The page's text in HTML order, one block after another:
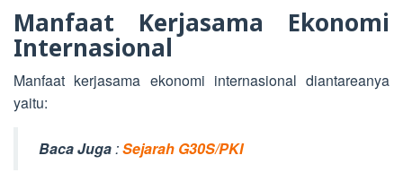
Manfaat Kerjasama Ekonomi
Internasional
Manfaat kerjasama ekonomi internasional diantareanya
yaitu:
Baca Juga:Sejarah G30S/PKI